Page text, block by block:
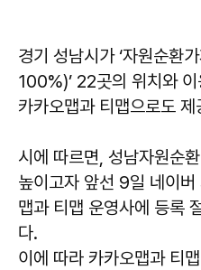
경기 성남시가 ‘자원순
100%)’ 22곳의 위치와
카카오맵과 티맵으로도 제
시에 따르면, 성남자원순
높이고자 앞선 9일 네이
맵과 티맵 운영사에 등록
다.
이에 따라 카카오맵과 티